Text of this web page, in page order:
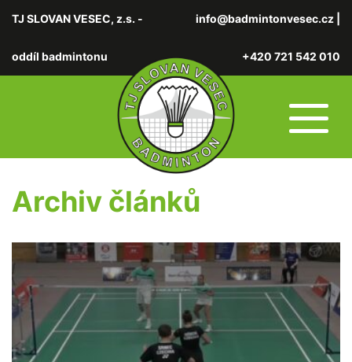
TJ SLOVAN VESEC, z.s. -
oddíl badmintonu
info@badmintonvesec.cz
+420 721 542 010
Archiv článků